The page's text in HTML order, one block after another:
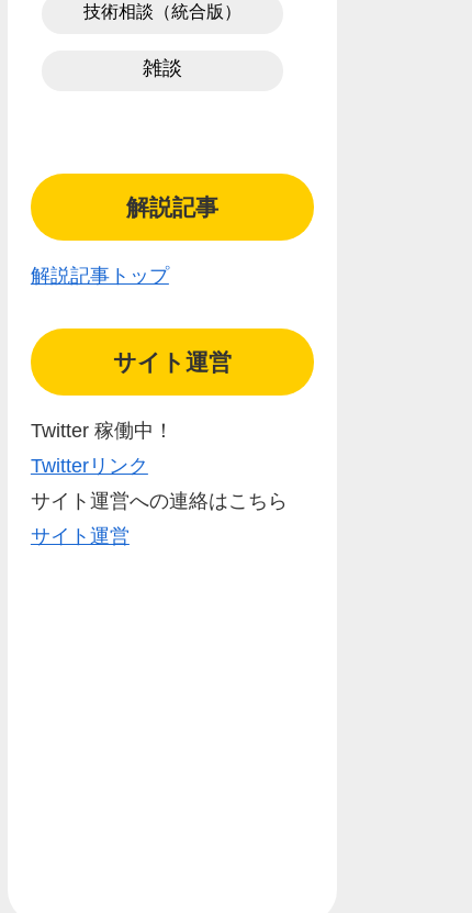
技術相談（統合版）
雑談
解説記事
解説記事トップ
サイト運営
Twitter 稼働中！
Twitterリンク
サイト運営への連絡はこちら
サイト運営